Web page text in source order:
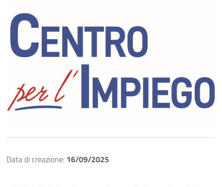
Data di creazione: 16/09/2025